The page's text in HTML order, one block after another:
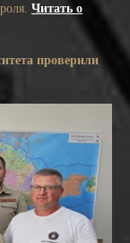
Читать о
проверили